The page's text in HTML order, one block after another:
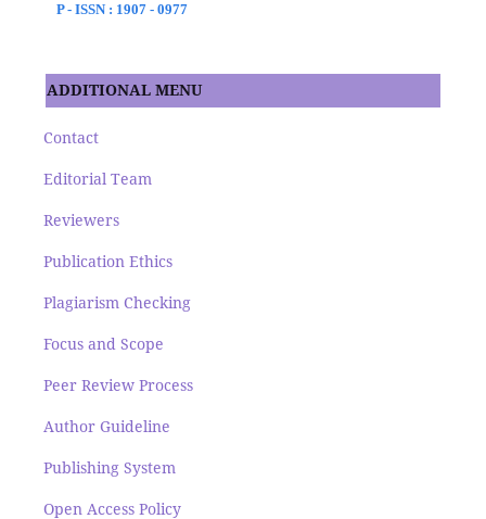
P - ISSN : 1907 - 0977
ADDITIONAL MENU
Contact
Editorial Team
Reviewers
Publication Ethics
Plagiarism Checking
Focus and Scope
Peer Review Process
Author Guideline
Publishing System
Open Access Policy